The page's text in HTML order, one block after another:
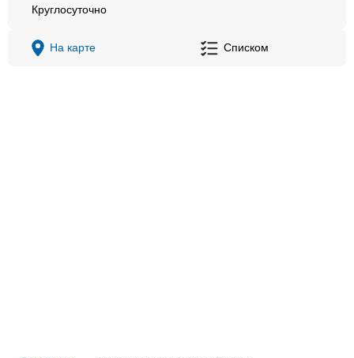
Круглосуточно
На карте Списком